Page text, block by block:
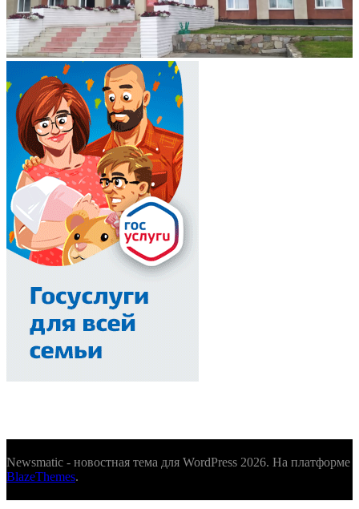
Newsmatic - новостная тема для WordPress 2026. На платформе
BlazeThemes.